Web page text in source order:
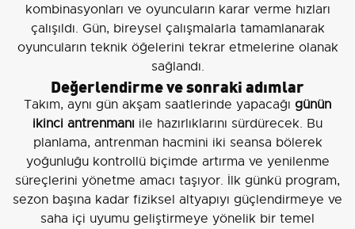
kombinasyonları ve oyuncuların karar verme hızları
çalışıldı. Gün, bireysel çalışmalarla tamamlanarak
oyuncuların teknik öğelerini tekrar etmelerine olanak
sağlandı.
Değerlendirme ve sonraki adımlar
Takım, aynı gün akşam saatlerinde yapacağı günün
ikinci antrenmanı ile hazırlıklarını sürdürecek. Bu
planlama, antrenman hacmini iki seansa bölerek
yoğunluğu kontrollü biçimde artırma ve yenilenme
süreçlerini yönetme amacı taşıyor. İlk günkü program,
sezon başına kadar fiziksel altyapıyı güçlendirmeye ve
saha içi uyumu geliştirmeye yönelik bir temel